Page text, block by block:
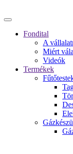
Fondital
A
Miért
Videók
Termékek